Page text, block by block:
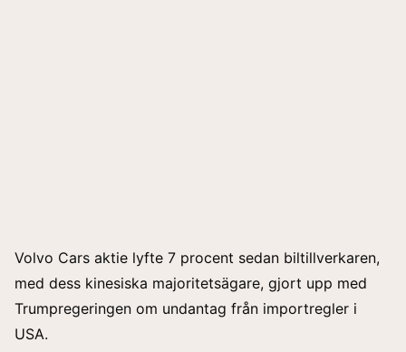
Volvo Cars aktie lyfte 7 procent sedan biltillverkaren,
med dess kinesiska majoritetsägare, gjort upp med
Trumpregeringen om undantag från importregler i
USA.